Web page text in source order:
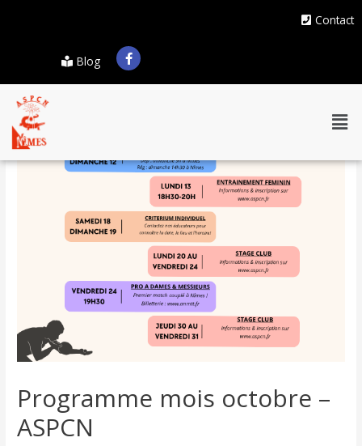
Contact
Blog
Programme mois octobre –
ASPCN